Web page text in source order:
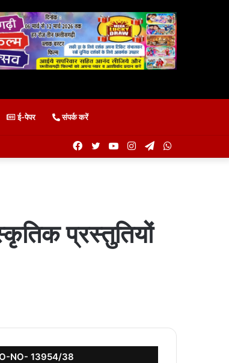
ई-पेपर संपर्क करें
Telegram
Instagram
YouTube
Twitter
Facebook
प्रस्तुतियों
NO- 13954/38